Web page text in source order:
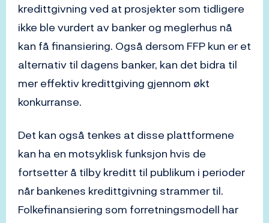
kredittgivning ved at prosjekter som tidligere
ikke ble vurdert av banker og meglerhus nå
kan få finansiering. Også dersom FFP kun er et
alternativ til dagens banker, kan det bidra til
mer effektiv kredittgiving gjennom økt
konkurranse.
Det kan også tenkes at disse plattformene
kan ha en motsyklisk funksjon hvis de
fortsetter å tilby kreditt til publikum i perioder
når bankenes kredittgivning strammer til.
Folkefinansiering som forretningsmodell har